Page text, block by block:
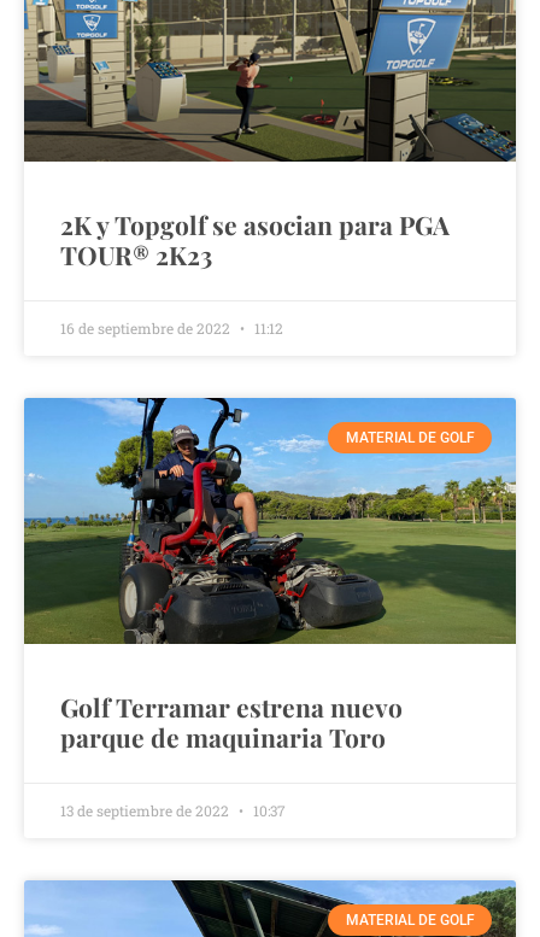
2K y Topgolf se asocian para PGA
TOUR® 2K23
16 de septiembre de 2022 11:12
MATERIAL DE GOLF
Golf Terramar estrena nuevo
parque de maquinaria Toro
13 de septiembre de 2022 10:37
MATERIAL DE GOLF